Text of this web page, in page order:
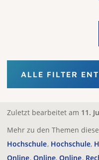
ALLE FILTER
Zuletzt bearbeitet am 11.
Mehr zu den Themen
Hochschule Hochschule
Online Online Online